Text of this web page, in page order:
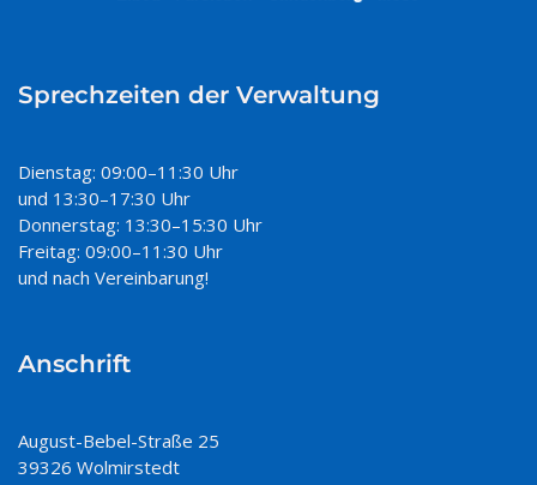
Sprechzeiten der Verwaltung
Dienstag: 09:00–11:30 Uhr
und 13:30–17:30 Uhr
Donnerstag: 13:30–15:30 Uhr
Freitag: 09:00–11:30 Uhr
und nach Vereinbarung!
Anschrift
August-Bebel-Straße 25
39326 Wolmirstedt